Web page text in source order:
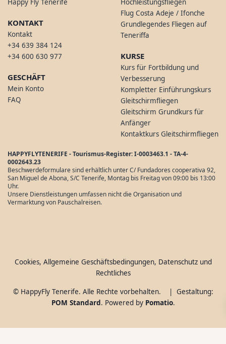
Happy Fly Tenerife
KONTAKT
Kontakt
+34 639 384 124
+34 600 630 977
GESCHÄFT
Mein Konto
FAQ
Hochleistungsfliegen
Flug Costa Adeje / Ifonche
Grundlegendes Fliegen auf
Teneriffa
KURSE
Kurs für Fortbildung und
Verbesserung
Kompletter Einführungskurs
Gleitschirmfliegen
Gleitschirm Grundkurs für
Anfänger
Kontaktkurs Gleitschirmfliegen
HAPPYFLYTENERIFE - Tourismus-Register: I-0003463.1 - TA-4-
0002643.23
Beschwerdeformulare sind erhältlich unter C/ Fundadores cooperativa 92,
San Miguel de Abona, S/C Tenerife, Montag bis Freitag von 09:00 bis 13:00
Uhr.
Unsere Dienstleistungen umfassen nicht die Organisation und
Vermarktung von Pauschalreisen.
Cookies, Allgemeine Geschäftsbedingungen, Datenschutz und
Rechtliches
© HappyFly Tenerife. Alle Rechte vorbehalten. | Gestaltung:
POM Standard. Powered by Pomatio.